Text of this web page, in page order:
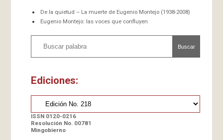
De la quietud – La muerte de Eugenio Montejo (1938-2008)
Eugenio Montejo: las voces que confluyen
Buscar
Ediciones:
ISSN 0120-0216
Resolución No. 00781
Mingobierno